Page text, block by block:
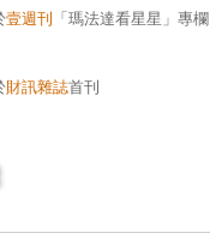
壹週刊 「瑪法達看星星」專欄
財訊雜誌首刊